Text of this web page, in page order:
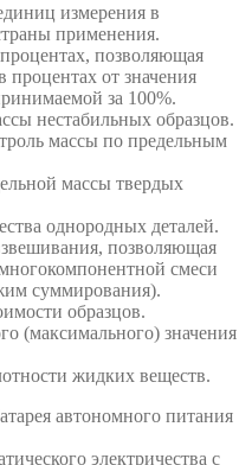
измерения в
применения.
позволяющая
процентах от значения
за 100%.
нестабильных образцов.
массы по предельным
массы твердых
однородных деталей.
позволяющая
смеси
суммирования).
образцов.
(максимального) значения
жидких веществ.
автономного питания
электричества с